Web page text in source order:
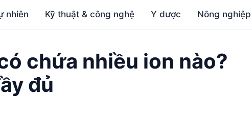
nhiên Kỹ thuật & công nghệ Y dược Nông nghiệp
chứa nhiều ion nào?
đủ